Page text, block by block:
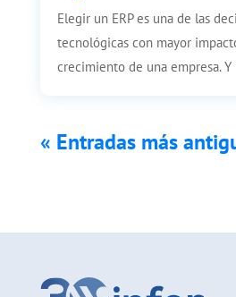
Elegir un ERP es una de las
tecnológicas con mayor
crecimiento de una empresa. Y
« Entradas más